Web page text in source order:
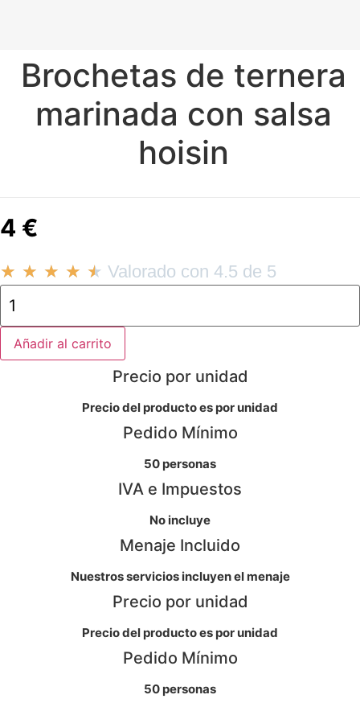
Brochetas de ternera
marinada con salsa
hoisin
4 €
★ ★ ★ ★ ★ Valorado con 4.5 de 5
Brochetas
de
ternera
marinada
con
salsa
Añadir al carrito
Precio por unidad
Precio del producto es por unidad
Pedido Mínimo
50 personas
IVA e Impuestos
No incluye
Menaje Incluido
Nuestros servicios incluyen el menaje
Precio por unidad
Precio del producto es por unidad
Pedido Mínimo
50 personas